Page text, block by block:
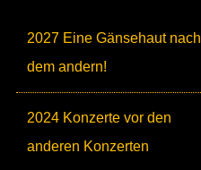
2027 Eine Gänsehaut nach
dem andern!
2024 Konzerte vor den
anderen Konzerten